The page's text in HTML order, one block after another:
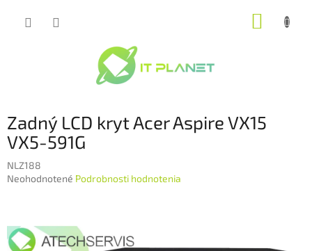
Zadný LCD kryt Acer Aspire VX15
VX5-591G
NLZ188
Priemerné
0,0
z
Neohodnotené Podrobnosti hodnotenia